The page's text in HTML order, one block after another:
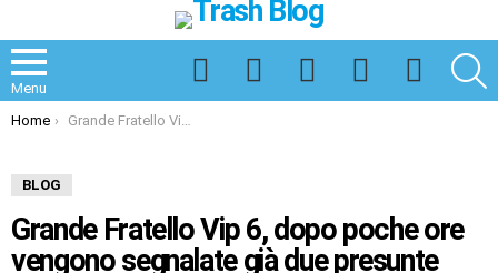
Menu
Facebook
Twitter
Instagram
Spotify
TikTok
You are here:
Home Grande Fratello Vip 6, dopo poche ore vengono segnalate già due presunte bestemmie
BLOG
Grande Fratello Vip 6, dopo poche ore
vengono segnalate già due presunte